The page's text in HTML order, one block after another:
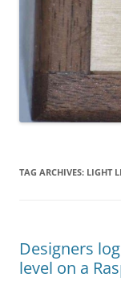
TAG ARCHIVES: LIGHT
Designers
level on a